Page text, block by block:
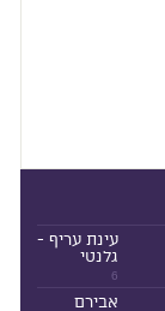
6
עינת עריף -
גלנטי
אבירם